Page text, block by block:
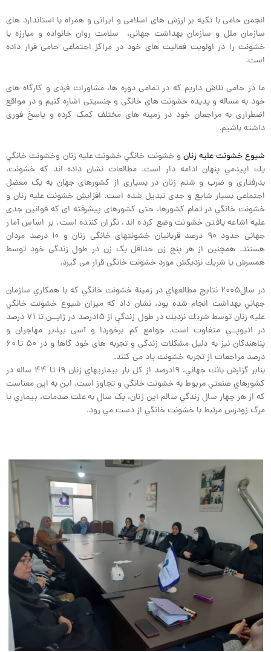
انجمن حامی با تکیه بر ارزش های اسلامی و ایرانی و همراه با استاندارد های
سازمان ملل و سازمان بهداشت جهانی، سلامت روان خانواده و مبارزه با
خشونت را در اولویت فعالیت های خود در مراکز اجتماعی حامی قرار داده
است.
ما در حامی تلاش داریم که در تمامی دوره ها، مشاورات فردی و کارگاه های
خود به مساله و پدیده خشونت های خانگی و جنسیتی اشاره کنیم و در مواقع
اضطراری به مراجعان خود در زمینه های مختلف کمک کرده و پاسخ فوری
داشته باشیم.
شيوع خشونت عليه زنانو خشونت خانگي خشونت عليه زنان وخشونت خانگي
يك اپيدمي پنهان ادامه دار است. مطالعات نشان داده اند که خشونت،
بدرفتاری و ضرب و شتم زنان در بسیاری از کشورهای جهان به یک معضل
اجتماعی بسیار شایع و جدی تبدیل شده است. افزایش خشونت علیه زنان و
خشونت خانگي در تمام کشورها، حتی کشورهای پیشرفته ای که قوانین جدی
علیه اشاعه یافتن خشونت وضع کرده اند، نگران کننده است. بر اساس آمار
جهانی حدود ۹۰ درصد قربانیان خشونتهای خانگی زنان و ۱۰ درصد مردان
هستند. همچنين از هر پنج زن حداقل یک زن در طول زندگی خود توسط
همسرش يا شريك نزديكش مورد خشونت خانگی قرار می گیرد.
در سال۲۰۰۵ نتايج مطالعهاي در زمينة خشونت خانگي كه با همكاري سازمان
جهاني بهداشت انجام شده بود، نشان داد كه ميزان شيوع خشونت خانگي
عليه زنان توسط شريك نزديك در طول زندگي از ۱۵درصد در ژاپــن تا ۷۱ درصد
در اتيوپــي متفاوت است. جوامع کم برخوردا و آسی بپذیر مهاجران و
پناهندگان نیز به دلیل مشکلات زندگی و تجربه های خود گاها و در ۵۰ تا ۶۰
درصد مراجعات از تجربه خشونت یاد می کنند.
بنابر گزارش بانك جهاني، ۱۹درصد از كل بار بيماريهاي زنان ۱۹ تا ۴۴ ساله در
كشورهاي صنعتي مربوط به خشونت خانگي و تجاوز است. اين به اين معناست
كه از هر چهار سال زندگي سالم اين زنان، یک سال به علت صدمات، بيماري يا
مرگ زودرس مرتبط با خشونت خانگي از دست مي رود.